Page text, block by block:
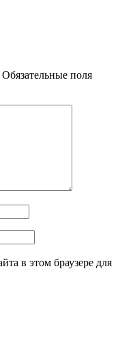
Обязательные поля
в этом браузере для